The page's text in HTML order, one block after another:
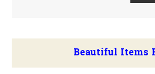
Beautiful Items